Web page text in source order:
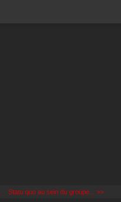
Statu quo au sein du groupe... >>